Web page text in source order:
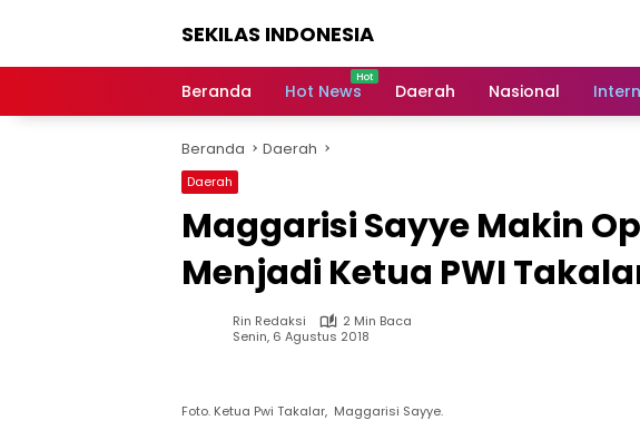
SEKILAS INDONESIA
Terkini,
Latest
World,
Headlines,
News
Beranda Hot News Daerah Nasional
Beranda Daerah
Daerah
Maggarisi Sayye Makin
Menjadi Ketua PWI
Rin Redaksi
2 Min Baca
Senin, 6 Agustus 2018
Foto. Ketua Pwi Takalar, Maggarisi Sayye.